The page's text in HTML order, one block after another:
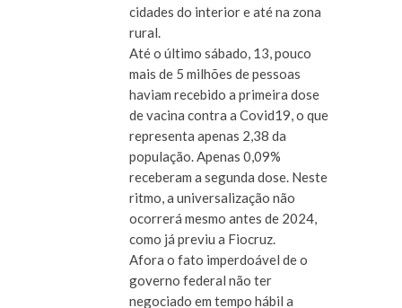
cidades do interior e até na zona
rural.
Até o último sábado, 13, pouco
mais de 5 milhões de pessoas
haviam recebido a primeira dose
de vacina contra a Covid19, o que
representa apenas 2,38 da
população. Apenas 0,09%
receberam a segunda dose. Neste
ritmo, a universalização não
ocorrerá mesmo antes de 2024,
como já previu a Fiocruz.
Afora o fato imperdoável de o
governo federal não ter
negociado em tempo hábil a